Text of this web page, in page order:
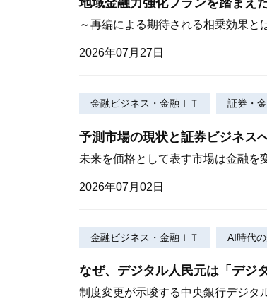
地域金融力強化プランを踏まえ
～再編による期待される相乗効果
2026年07月27日
金融ビジネス・金融ＩＴ 証券・
予測市場の現状と証券ビジネス
未来を価格として表す市場は金融を
2026年07月02日
金融ビジネス・金融ＩＴ AI時代
なぜ、デジタル人民元は「デジ
制度変更が示唆する中央銀行デジタ